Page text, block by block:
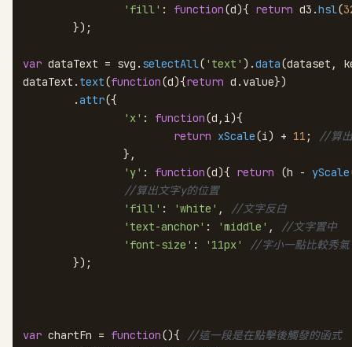
'fill' : function(d){ return d3.hsl(
	});
var dataText = svg. selectAll( 'text' ).data(dataset,
dataText. text(function(d){return d. value})
	.
attr({
'x' : function(d,i){
return xScale(i) + 11 ; //算
		},
'y' : function(d){ return (h - yScale
//算出文字y的位置
'fill' : 'white' , //文字反白
'text-anchor' : 'middle' , //文字置中
'font-size' : '11px'
//字小一點比較秀氣
	});
var chartFn = function(){ //這一段是在點擊後觸發的函式